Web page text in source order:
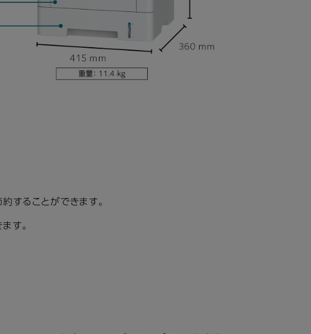
することができます。
す。